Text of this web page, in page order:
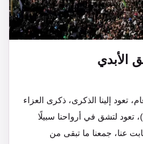
الأبدي
إلينا الذكرى، ذكرى العزاء
تعود لتشق في أرواحنا سبيلًا
عنا، جمعنا ما تبقى من